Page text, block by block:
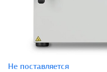
Не поставляется